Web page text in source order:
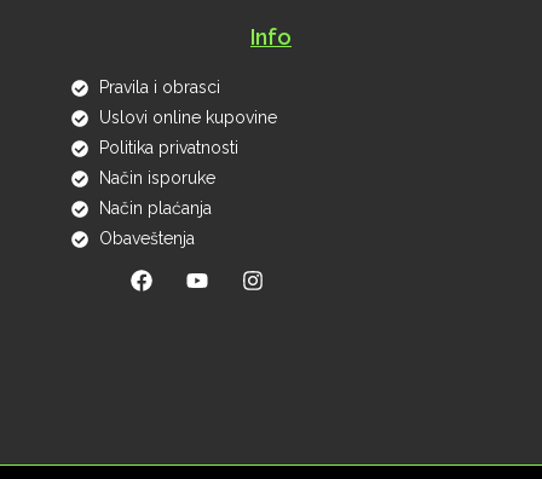
Info
Pravila i obrasci
Uslovi online kupovine
Politika privatnosti
Način isporuke
Način plaćanja
Obaveštenja